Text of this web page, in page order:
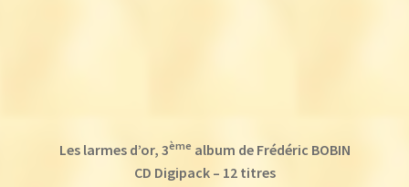
Les larmes d’or, 3ème album de Frédéric BOBIN
CD Digipack – 12 titres